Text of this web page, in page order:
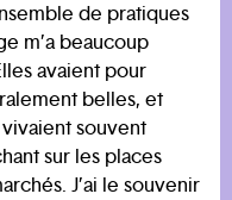
de pratiques
m’a beaucoup
avaient pour
belles, et
souvent
sur les places
J’ai le souvenir